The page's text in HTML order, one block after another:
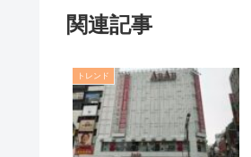
関連記事
トレンド